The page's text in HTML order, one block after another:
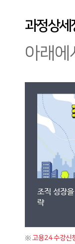
과정상세
아래에
조직 성장
략
※고용24 수강신